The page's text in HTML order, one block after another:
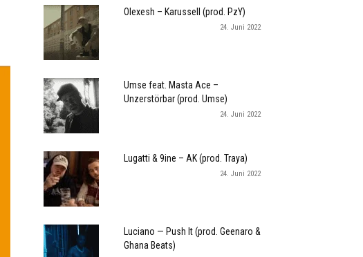
Olexesh – Karussell (prod. PzY)
24. Juni 2022
Umse feat. Masta Ace –
Unzerstörbar (prod. Umse)
24. Juni 2022
Lugatti & 9ine – AK (prod. Traya)
24. Juni 2022
Luciano — Push It (prod. Geenaro &
Ghana Beats)